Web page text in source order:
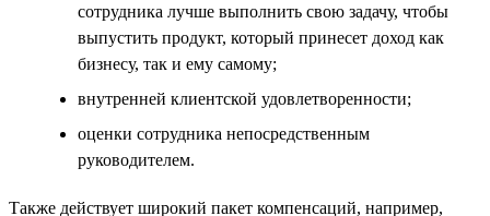
сотрудника лучше выполнить свою задачу, чтобы
выпустить продукт, который принесет доход как
бизнесу, так и ему самому;
внутренней клиентской удовлетворенности;
оценки сотрудника непосредственным
руководителем.
Также действует широкий пакет компенсаций, например,